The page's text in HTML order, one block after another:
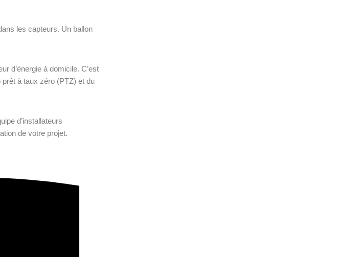
les capteurs. Un ballon
d’énergie à domicile. C’est
prêt à taux zéro (PTZ) et du
d’installateurs
de votre projet.